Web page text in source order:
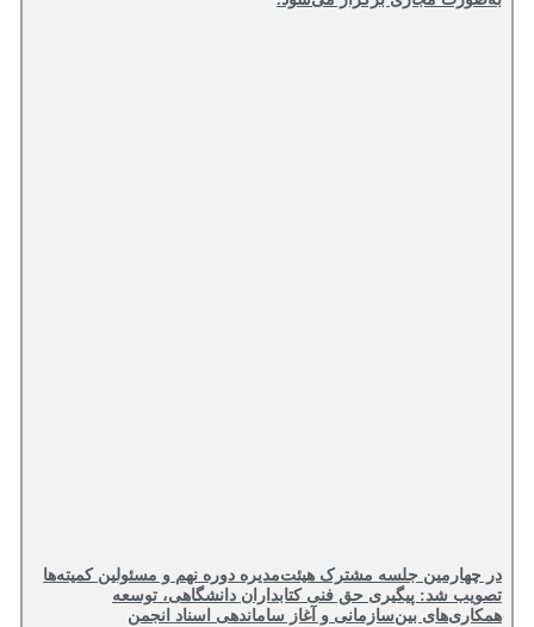
در چهارمین جلسه مشترک هیئت‌مدیره دوره نهم و مسئولین کمیته‌ها
تصویب شد: پیگیری حق فنی کتابداران دانشگاهی، توسعه
همکاری‌های بین‌سازمانی و آغاز ساماندهی اسناد انجمن